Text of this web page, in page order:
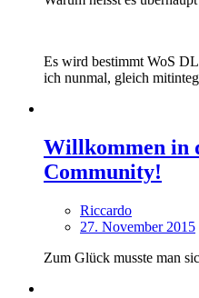
Es wird bestimmt WoS
ich nunmal, gleich
Willkommen in
Community!
Riccardo
27. November 2015
Zum Glück musste man